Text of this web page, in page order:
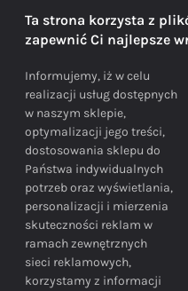
Doradzamy na
Bezpieczne
Ta strona korzysta z
zapewnić Ci najlepsze
Informujemy, iż w celu
realizacji usług dostępnych
w naszym sklepie,
optymalizacji jego treści,
dostosowania sklepu do
Państwa indywidualnych
potrzeb oraz wyświetlania,
personalizacji i mierzenia
skuteczności reklam w
ramach zewnętrznych
sieci reklamowych,
korzystamy z informacji